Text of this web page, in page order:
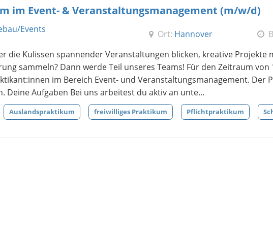
im Event- & Veranstaltungsmanagement (m/w/d)
Events Ort: Hannover
die Kulissen spannender Veranstaltungen blicken, kreative Projekte
sammeln? Dann werde Teil unseres Teams! Für den Zeitraum von
im Bereich Event- und Veranstaltungsmanagement. Der
Deine Aufgaben Bei uns arbeitest du aktiv an unte...
Auslandspraktikum freiwilliges Praktikum Pflichtpraktikum